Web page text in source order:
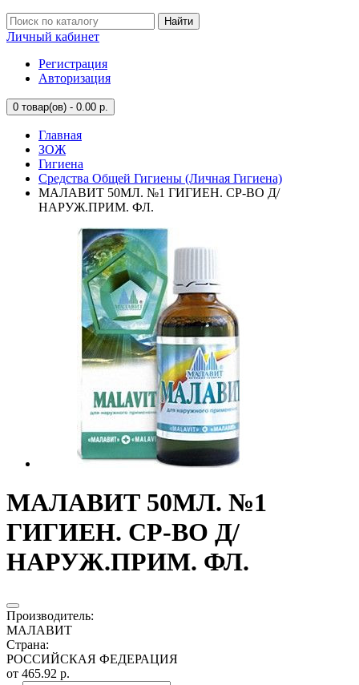
Найти
Личный кабинет
Регистрация
Авторизация
0 товар(ов) - 0.00 р.
Главная
ЗОЖ
Гигиена
Средства Общей Гигиены (Личная Гигиена)
МАЛАВИТ 50МЛ. №1 ГИГИЕН. СР-ВО Д/
НАРУЖ.ПРИМ. ФЛ.
МАЛАВИТ 50МЛ. №1
ГИГИЕН. СР-ВО Д/
НАРУЖ.ПРИМ. ФЛ.
Производитель:
МАЛАВИТ
Страна:
РОССИЙСКАЯ ФЕДЕРАЦИЯ
от 465.92 р.